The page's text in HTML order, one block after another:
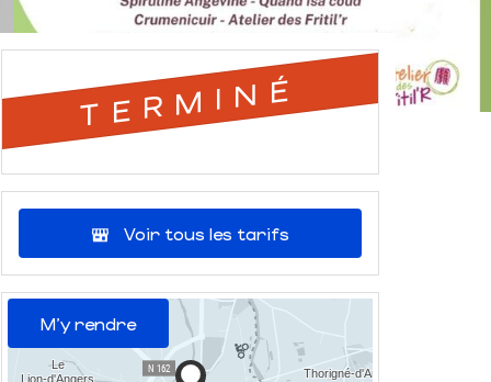
TERMINÉ
Voir tous les tarifs
M'y rendre